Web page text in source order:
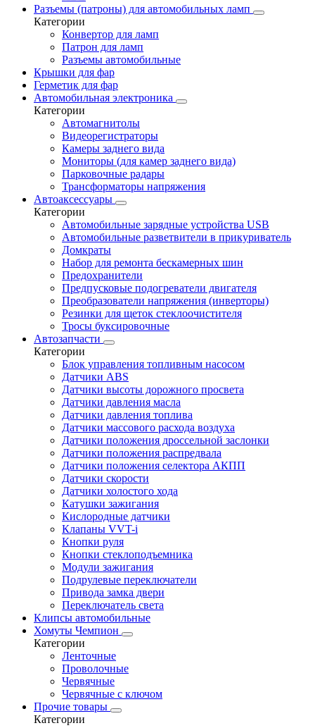
Разъемы (патроны) для автомобильных ламп
Категории
Конвертор для ламп
Патрон для ламп
Разъемы автомобильные
Крышки для фар
Герметик для фар
Автомобильная электроника
Категории
Автомагнитолы
Видеорегистраторы
Камеры заднего вида
Мониторы (для камер заднего вида)
Парковочные радары
Трансформаторы напряжения
Автоаксессуары
Категории
Автомобильные зарядные устройства USB
Автомобильные разветвители в прикуриватель
Домкраты
Набор для ремонта бескамерных шин
Предохранители
Предпусковые подогреватели двигателя
Преобразователи напряжения (инверторы)
Резинки для щеток стеклоочистителя
Тросы буксировочные
Автозапчасти
Категории
Блок управления топливным насосом
Датчики ABS
Датчики высоты дорожного просвета
Датчики давления масла
Датчики давления топлива
Датчики массового расхода воздуха
Датчики положения дроссельной заслонки
Датчики положения распредвала
Датчики положения селектора АКПП
Датчики скорости
Датчики холостого хода
Катушки зажигания
Кислородные датчики
Клапаны VVT-i
Кнопки руля
Кнопки стеклоподъемника
Модули зажигания
Подрулевые переключатели
Привода замка двери
Переключатель света
Клипсы автомобильные
Хомуты Чемпион
Категории
Ленточные
Проволочные
Червячные
Червячные с ключом
Прочие товары
Категории